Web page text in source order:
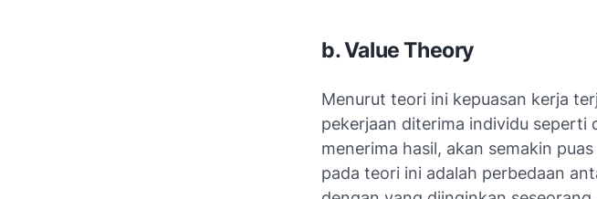
b. Value Theory
Menurut teori ini kepuasan kerja
pekerjaan diterima individu seperti
menerima hasil, akan semakin
pada teori ini adalah perbedaan